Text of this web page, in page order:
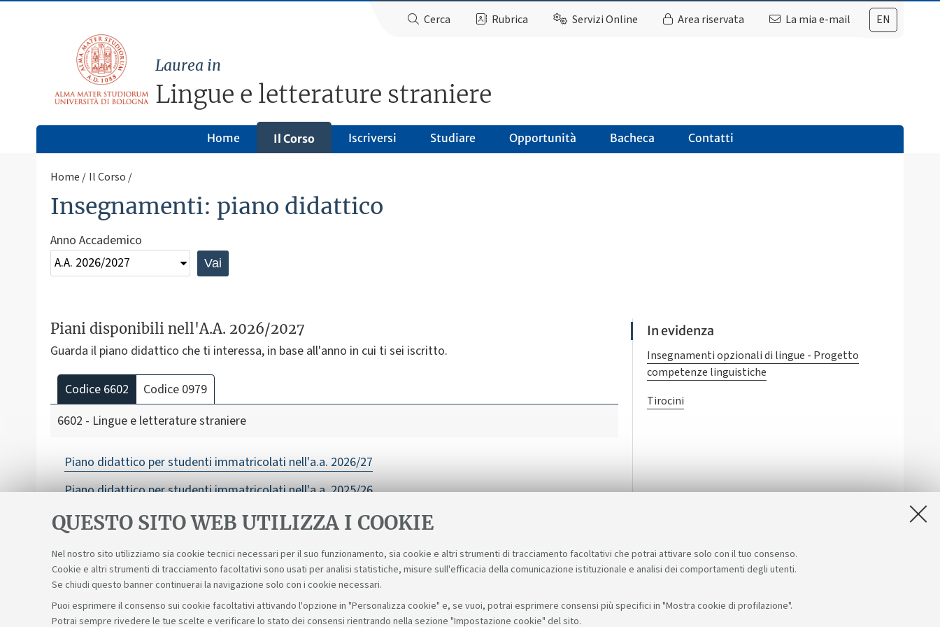
QUESTO SITO WEB UTILIZZA I COOKIE
Nel nostro sito utilizziamo sia cookie tecnici necessari per il suo funzionamento, sia cookie e altri strumenti di tracciamento facoltativi che potrai attivare solo con il tuo consenso.
Cookie e altri strumenti di tracciamento facoltativi sono usati per analisi statistiche, misure sull'efficacia della comunicazione istituzionale e analisi dei comportamenti degli utenti.
Se chiudi questo banner continuerai la navigazione solo con i cookie necessari.
Puoi esprimere il consenso sui cookie facoltativi attivando l'opzione in "Personalizza cookie" e, se vuoi, potrai esprimere consensi più specifici in "Mostra cookie di profilazione".
Potrai sempre rivedere le tue scelte e verificare lo stato dei consensi rientrando nella sezione "Impostazione cookie" del sito.
EN
Cerca Rubrica Servizi Online Area riservata La mia e-mail
Laurea in
Lingue e letterature straniere
Home Il Corso Iscriversi Studiare Opportunità Bacheca Contatti
Home Il Corso
Insegnamenti: piano didattico
Anno Accademico
Vai
Piani disponibili nell'A.A. 2026/2027
Guarda il piano didattico che ti interessa, in base all'anno in cui ti sei iscritto.
Codice 6602
Codice 0979
6602 - Lingue e letterature straniere
Piano didattico per studenti immatricolati nell'a.a. 2026/27
Piano didattico per studenti immatricolati nell'a.a. 2025/26
In evidenza
Insegnamenti opzionali di lingue - Progetto
competenze linguistiche
Tirocini